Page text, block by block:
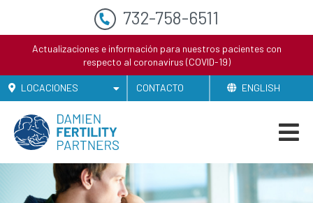
Actualizaciones e información para nuestros pacientes con
respecto al coronavirus (COVID-19)
LOCACIONES CONTACTO ENGLISH
732-758-6511